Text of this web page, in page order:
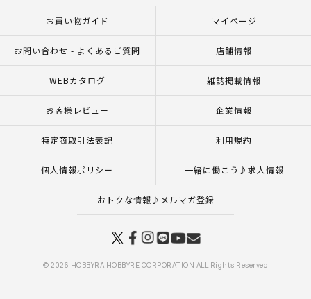
お買い物ガイド マイページ
お問い合わせ - よくあるご質問 店舗情報
WEBカタログ 雑誌掲載情報
お客様レビュー 企業情報
特定商取引法表記 利用規約
個人情報ポリシー 一緒に働こう♪求人情報
おトクな情報♪メルマガ登録
© 2026 HOBBYRA HOBBYRE CORPORATION ALL Rights Reserved